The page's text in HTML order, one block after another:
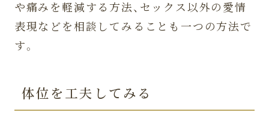
や痛みを軽減する方法、セックス以外の愛情
表現などを相談してみることも一つの方法で
す。
体位を工夫してみる